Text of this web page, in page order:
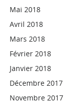
Mai 2018
Avril 2018
Mars 2018
Février 2018
Janvier 2018
Décembre 2017
Novembre 2017